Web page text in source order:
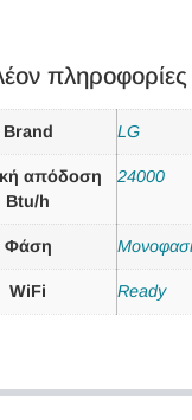
πληροφορίες
Brand LG
απόδοση
Btu/h
24000
Φάση
WiFi Ready